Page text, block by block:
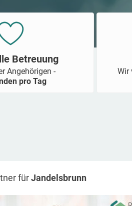
Betreuung
Angehörigen -
pro Tag
Wir
fürJandelsbrunn